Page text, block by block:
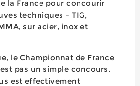
la France pour concourir
techniques – TIG,
sur acier, inox et
le Championnat de France
pas un simple concours.
est effectivement